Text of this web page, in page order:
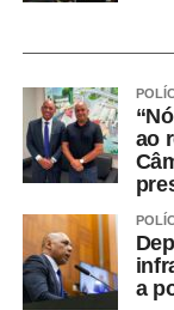
mais a
de novas
Praia do
jogos. Essas
participação,
e tornam a
familiares e
de unir
qualidade de
ao
a